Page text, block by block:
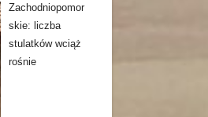
Zachodniopomor
skie: liczba
stulatków wciąż
rośnie